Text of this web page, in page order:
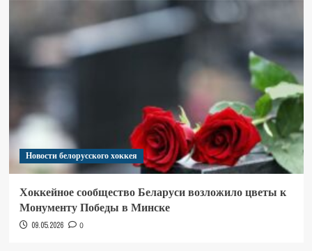
Новости белорусского хоккея
Хоккейное сообщество Беларуси возложило цветы к
Монументу Победы в Минске
09.05.2026 0